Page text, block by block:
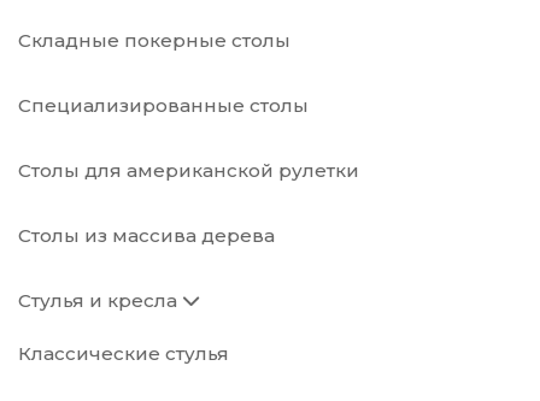
Складные покерные столы
Специализированные столы
Столы для американской рулетки
Столы из массива дерева
Стулья и кресла
Классические стулья